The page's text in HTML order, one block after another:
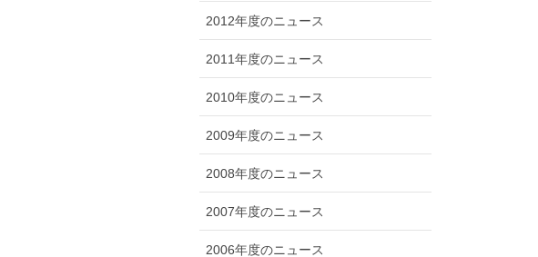
2012年度のニュース
2011年度のニュース
2010年度のニュース
2009年度のニュース
2008年度のニュース
2007年度のニュース
2006年度のニュース